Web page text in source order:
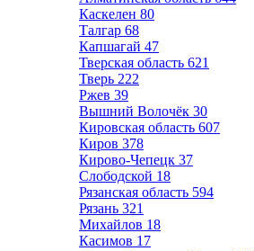
Каскелен 80
Талгар 68
Капшагай 47
Тверская область 621
Тверь 222
Ржев 39
Вышний Волочёк 30
Кировская область 607
Киров 378
Кирово-Чепецк 37
Слободской 18
Рязанская область 594
Рязань 321
Михайлов 18
Касимов 17